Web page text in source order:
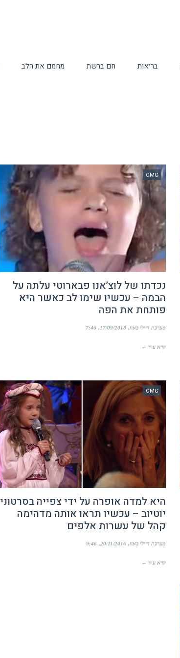
בריאות חם ברשת מחמם את הלב
OMG
נכדתו של לוצ’אנו פבארוטי עלתה על
הבמה – עכשיו שימו לב כאשר היא
פותחת את הפה
מערכת דיילי באזז 17/09/2018
7:46
קרא עוד ←
OMG
היא למדה אופרה על ידי צפייה בסרטוני
יוטיוב – עכשיו תראו אותה מדהימה
קהל של עשרות אלפים
מערכת דיילי באזז 20/11/2016
9:46
קרא עוד ←